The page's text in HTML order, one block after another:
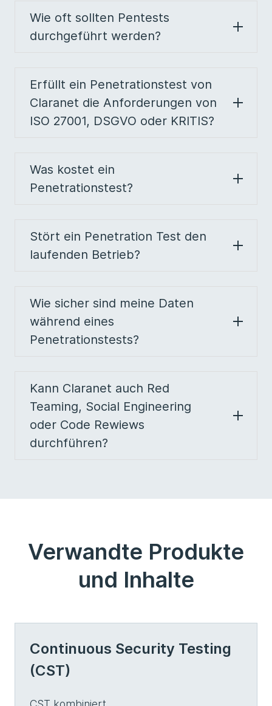
Wie oft sollten Pentests
durchgeführt werden?
Erfüllt ein Penetrationstest von
Claranet die Anforderungen von
ISO 27001, DSGVO oder KRITIS?
Was kostet ein
Penetrationstest?
Stört ein Penetration Test den
laufenden Betrieb?
Wie sicher sind meine Daten
während eines
Penetrationstests?
Kann Claranet auch Red
Teaming, Social Engineering
oder Code Rewiews
durchführen?
Verwandte Produkte
und Inhalte
Continuous Security Testing
(CST)